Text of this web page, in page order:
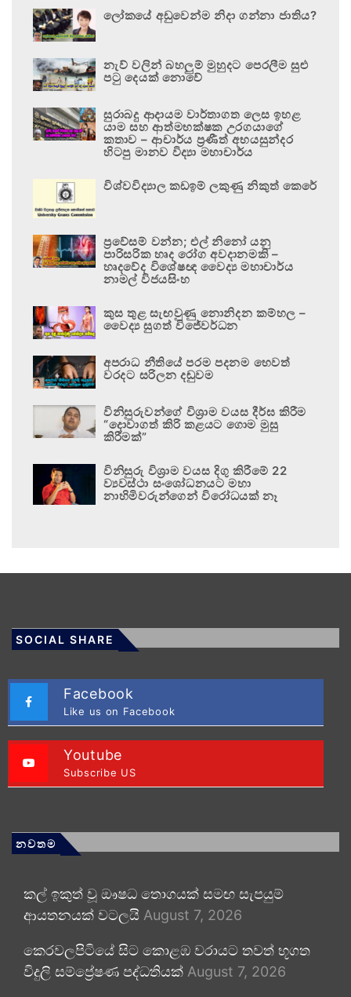
ලෝකයේ අඩුවෙන්ම නිදා ගන්නා ජාතිය?
නැව් වලින් බහලුම් මුහුදට පෙරලීම සුළු
පටු දෙයක් නොවේ
සුරාබදු ආදායම වාර්තාගත ලෙස ඉහළ
යාම සහ ආත්මභක්ෂක උරගයාගේ
කතාව – ආචාර්ය ප්‍රණීත් අභයසුන්දර
හිටපු මානව විද්‍යා මහාචාර්ය
විශ්වවිද්‍යාල කඩඉම් ලකුණු නිකුත් කෙරේ
ප්‍රවේසම් වන්න; එල් නිනෝ යනු
පාරිසරික හෘද රෝග අවදානමකි –
හෘදවේද විශේෂඥ වෛද්‍ය මහාචාර්ය
නාමල් විජයසිංහ
කුස තුළ සැඟවුණු නොනිදන කම්හල –
වෛද්‍ය සුගත් විජේවර්ධන
අපරාධ නීතියේ පරම පදනම හෙවත්
වරදට සරිලන දඬුවම
විනිසුරුවන්ගේ විශ්‍රාම වයස දීර්ඝ කිරීම
“දොවාගත් කිරි කළයට ගොම මුසු
කිරීමක්”
විනිසුරු විශ්‍රාම වයස දිගු කිරීමේ 22
ව්‍යවස්ථා සංශෝධනයට මහා
නාහිමිවරුන්ගෙන් විරෝධයක් නෑ
SOCIAL SHARE
Facebook
Like us on Facebook
Youtube
Subscribe US
නවතම
කල් ඉකුත් වූ ඖෂධ තොගයක් සමඟ සැපයුම්
ආයතනයක් වටලයි August 7, 2026
කෙරවලපිටියේ සිට කොළඹ වරායට තවත් භූගත
විදුලි සම්ප්‍රේෂණ පද්ධතියක් August 7, 2026